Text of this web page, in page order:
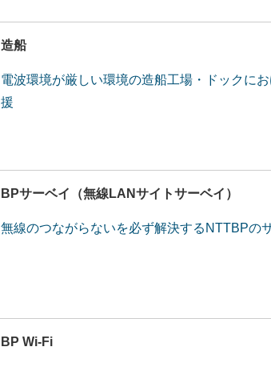
造船
電波環境が厳しい環境の造船⼯場・ドックに
援
BPサーベイ（無線LANサイトサーベイ）
無線のつながらないを必ず解決するNTTBPの
BP Wi-Fi